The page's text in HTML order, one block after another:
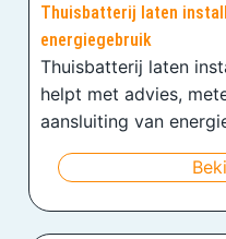
Thuisbatterij laten
energiegebruik
Thuisbatterij laten
helpt met advies,
aansluiting van